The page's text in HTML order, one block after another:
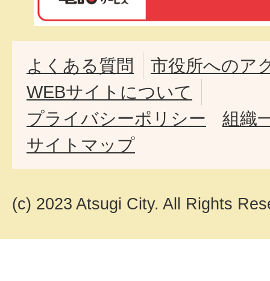
よくある質問
市役所へのア
WEBサイトについて
プライバシーポリシー
組織
サイトマップ
(c) 2023 Atsugi City. All Rights